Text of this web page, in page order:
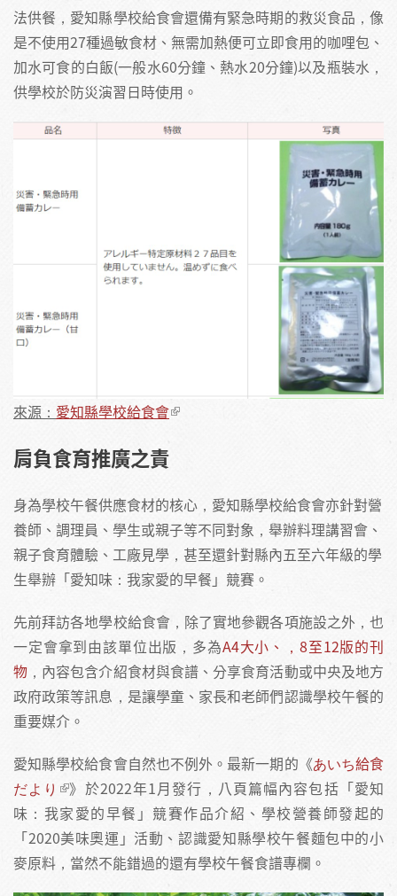
法供餐，愛知縣學校給食會還備有緊急時期的救災食品，像
是不使用27種過敏食材、無需加熱便可立即食用的咖哩包、
加水可食的白飯(一般水60分鐘、熱水20分鐘)以及瓶裝水，
供學校於防災演習日時使用。
來源： 愛知縣學校給食會
肩負食育推廣之責
身為學校午餐供應食材的核心，愛知縣學校給食會亦針對營
養師、調理員、學生或親子等不同對象，舉辦料理講習會、
親子食育體驗、工廠見學，甚至還針對縣內五至六年級的學
生舉辦「愛知味：我家愛的早餐」競賽。
先前拜訪各地學校給食會，除了實地參觀各項施設之外，也
一定會拿到由該單位出版，多為A4大小、，8至12版的刊
物 ，內容包含介紹食材與食譜、分享食育活動或中央及地方
政府政策等訊息，是讓學童、家長和老師們認識學校午餐的
重要媒介。
愛知縣學校給食會自然也不例外。最新一期的《あいち給食
だより
》於2022年1月發行，八頁篇幅內容包括「愛知
味：我家愛的早餐」競賽作品介紹、學校營養師發起的
「2020美味奧運」活動、認識愛知縣學校午餐麵包中的小
麥原料，當然不能錯過的還有學校午餐食譜專欄。